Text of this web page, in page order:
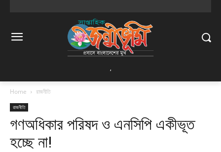
Home রাজনীতি
রাজনীতি
গণঅধিকার পরিষদ ও এনসিপি একীভূত
হচ্ছে না!